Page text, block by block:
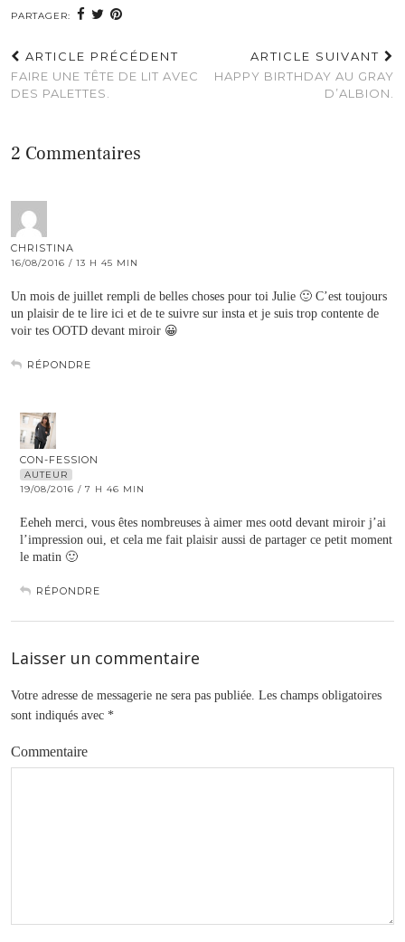
PARTAGER:
ARTICLE PRÉCÉDENT
FAIRE UNE TÊTE DE LIT AVEC
DES PALETTES.
ARTICLE SUIVANT
HAPPY BIRTHDAY AU GRAY
D’ALBION.
2 Commentaires
CHRISTINA
16/08/2016 / 13 H 45 MIN
Un mois de juillet rempli de belles choses pour toi Julie 🙂 C’est toujours
un plaisir de te lire ici et de te suivre sur insta et je suis trop contente de
voir tes OOTD devant miroir 😀
RÉPONDRE
CON-FESSION
AUTEUR
19/08/2016 / 7 H 46 MIN
Eeheh merci, vous êtes nombreuses à aimer mes ootd devant miroir j’ai
l’impression oui, et cela me fait plaisir aussi de partager ce petit moment
le matin 🙂
RÉPONDRE
Laisser un commentaire
Votre adresse de messagerie ne sera pas publiée. Les champs obligatoires
sont indiqués avec *
Commentaire